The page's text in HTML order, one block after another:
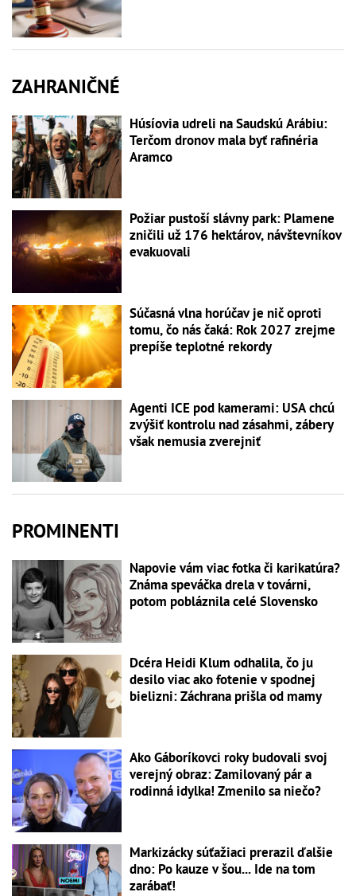
ZAHRANIČNÉ
Húsíovia udreli na Saudskú Arábiu:
Terčom dronov mala byť rafinéria
Aramco
Požiar pustoší slávny park: Plamene
zničili už 176 hektárov, návštevníkov
evakuovali
Súčasná vlna horúčav je nič oproti
tomu, čo nás čaká: Rok 2027 zrejme
prepíše teplotné rekordy
Agenti ICE pod kamerami: USA chcú
zvýšiť kontrolu nad zásahmi, zábery
však nemusia zverejniť
PROMINENTI
Napovie vám viac fotka či karikatúra?
Známa speváčka drela v továrni,
potom pobláznila celé Slovensko
Dcéra Heidi Klum odhalila, čo ju
desilo viac ako fotenie v spodnej
bielizni: Záchrana prišla od mamy
Ako Gáboríkovci roky budovali svoj
verejný obraz: Zamilovaný pár a
rodinná idylka! Zmenilo sa niečo?
Markizácky súťažiaci prerazil ďalšie
dno: Po kauze v šou... Ide na tom
zarábať!